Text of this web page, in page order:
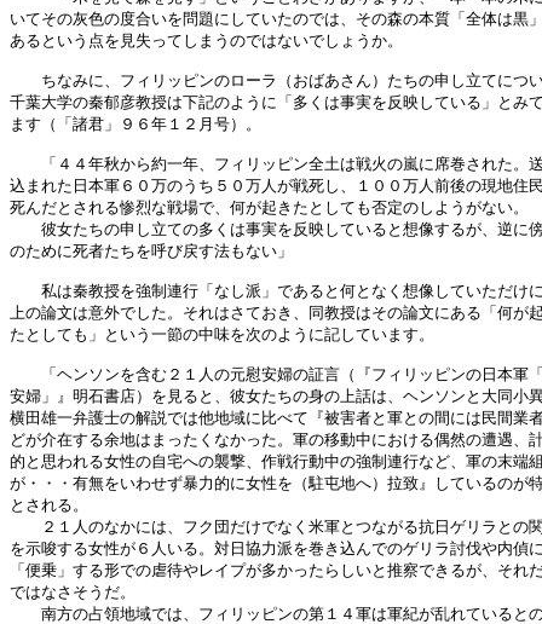
いてその灰色の度合いを問題にしていたのでは、その森の本質「全体は黒
あるという点を見失ってしまうのではないでしょうか。
ちなみに、フィリッピンのローラ（おばあさん）たちの申し立てにつ
千葉大学の秦郁彦教授は下記のように「多くは事実を反映している」とみ
ます（「諸君」９６年１２月号）。
「４４年秋から約一年、フィリッピン全土は戦火の嵐に席巻された。
込まれた日本軍６０万のうち５０万人が戦死し、１００万人前後の現地住
死んだとされる惨烈な戦場で、何が起きたとしても否定のしようがない。
彼女たちの申し立ての多くは事実を反映していると想像するが、逆に
のために死者たちを呼び戻す法もない」
私は秦教授を強制連行「なし派」であると何となく想像していただけ
上の論文は意外でした。それはさておき、同教授はその論文にある「何が
たとしても」という一節の中味を次のように記しています。
「ヘンソンを含む２１人の元慰安婦の証言（『フィリッピンの日本軍
安婦」』明石書店）を見ると、彼女たちの身の上話は、ヘンソンと大同小
横田雄一弁護士の解説では他地域に比べて『被害者と軍との間には民間業
どが介在する余地はまったくなかった。軍の移動中における偶然の遭遇、
的と思われる女性の自宅への襲撃、作戦行動中の強制連行など、軍の末端
が・・・有無をいわせず暴力的に女性を（駐屯地へ）拉致』しているのが
とされる。
２１人のなかには、フク団だけでなく米軍とつながる抗日ゲリラとの
を示唆する女性が６人いる。対日協力派を巻き込んでのゲリラ討伐や内偵
「便乗」する形での虐待やレイプが多かったらしいと推察できるが、それ
ではなさそうだ。
南方の占領地域では、フィリッピンの第１４軍は軍紀が乱れていると